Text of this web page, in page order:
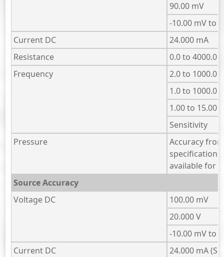
90.00 mV
-10.00 mV to
Current DC
24.000 mA
Resistance
0.0 to 4000.0
Frequency
2.0 to 1000.0
1.0 to 1000.0
1.00 to 15.00
Sensitivity
Pressure
Accuracy
available for
Source Accuracy
Voltage DC
100.00 mV
20.000 V
-10.00 mV to
Current DC
24.000 mA